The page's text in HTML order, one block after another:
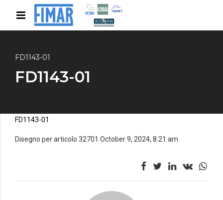
FD1143-01
FD1143-01
FD1143-01
Disegno per articolo 32701 October 9, 2024, 8:21 am